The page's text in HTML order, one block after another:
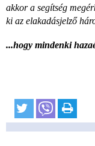
akkor a segítség
ki az elakadásjelző
...hogy mindenki